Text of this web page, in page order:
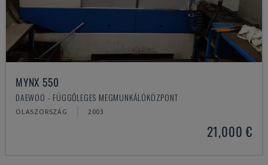
MYNX 550
DAEWOO - FÜGGŐLEGES MEGMUNKÁLÓKÖZPONT
OLASZORSZÁG 2003
21,000 €